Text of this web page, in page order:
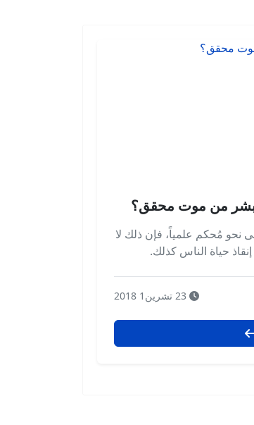
من موت محقق؟
نحو مُحكم علمياً، فإن ذلك لا
حياة الناس كذلك.